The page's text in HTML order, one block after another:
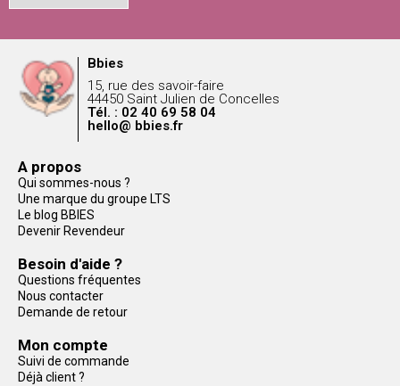
Bbies
15, rue des savoir-faire
44450 Saint Julien de Concelles
Tél. : 02 40 69 58 04
hello@ bbies.fr
A propos
Qui sommes-nous ?
Une marque du groupe LTS
Le blog BBIES
Devenir Revendeur
Besoin d'aide ?
Questions fréquentes
Nous contacter
Demande de retour
Mon compte
Suivi de commande
Déjà client ?